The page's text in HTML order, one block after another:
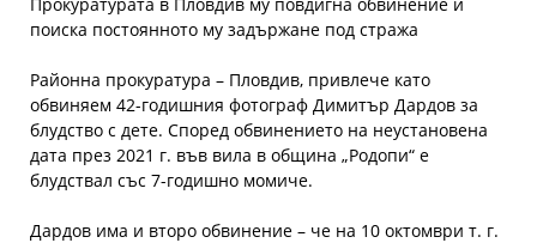
поиска постоянното му задържане под стража
Районна прокуратура – Пловдив, привлече като
обвиняем 42-годишния фотограф Димитър Дардов за
блудство с дете. Според обвинението на неустановена
дата през 2021 г. във вила в община „Родопи“ е
блудствал със 7-годишно момиче.
Дардов има и второ обвинение – че на 10 октомври т. г.